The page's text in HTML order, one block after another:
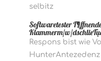
selbitz
Softwaretester
Klammerm/w/
Respons bist wie